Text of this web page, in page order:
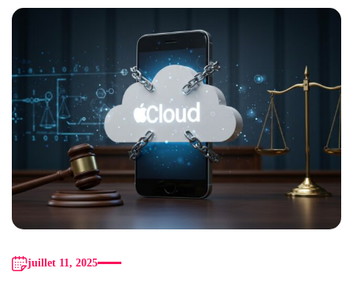
juillet 11, 2025